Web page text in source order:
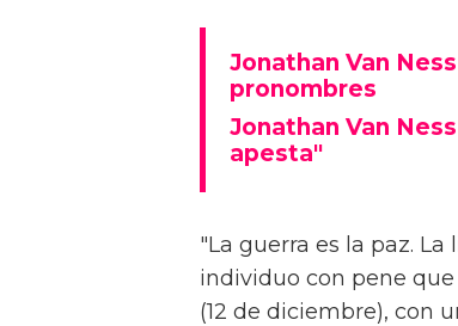
Jonathan Van
pronombres
Jonathan Van
apesta"
"La guerra es la paz.
individuo con pene
(12 de diciembre), con